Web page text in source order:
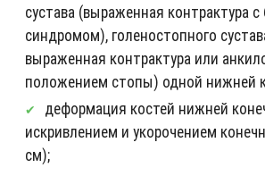
сустава (выраженная контрактура
синдромом), голеностопного
выраженная контрактура или
положением стопы) одной нижней
деформация костей нижней
искривлением и укорочением
см);